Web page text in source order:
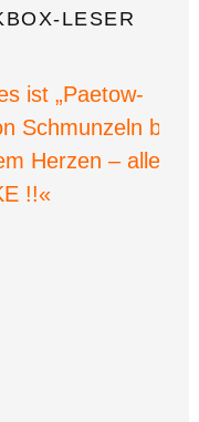
LESER
ist „Paetow-
Schmunzeln bis
Herzen – alles
!!«